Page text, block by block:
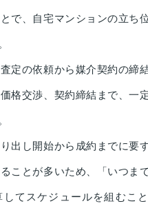
で、自宅マンションの立ち
定の依頼から媒介契約の締
格交渉、契約締結まで、一
出し開始から成約までに要
ことが多いため、「いつま
てスケジュールを組むこ